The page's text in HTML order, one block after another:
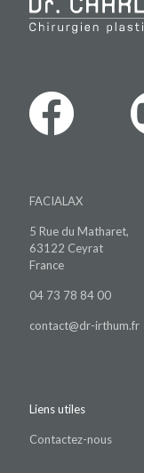
FACIALAX
5 Rue du Matharet,
63122 Ceyrat
France
04 73 78 84 00
contact@dr-irthum.fr
Liens utiles
Contactez-nous